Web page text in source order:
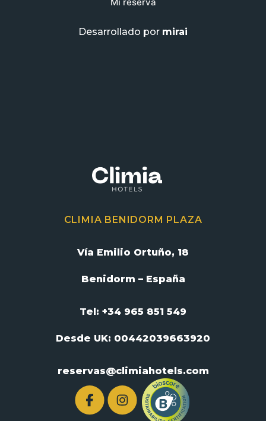
Desarrollado por mirai
CLIMIA BENIDORM PLAZA
Vía Emilio Ortuño, 18
Benidorm – España
Tel: +34 965 851 549
Desde UK: 00442039663920
reservas@climiahotels.com